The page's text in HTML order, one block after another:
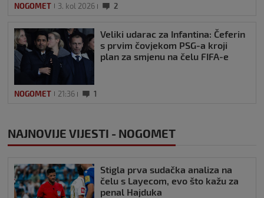
NOGOMET 3. kol 2026 2
Veliki udarac za Infantina: Čeferin
s prvim čovjekom PSG-a kroji
plan za smjenu na čelu FIFA-e
NOGOMET 21:36 1
NAJNOVIJE VIJESTI - NOGOMET
Stigla prva sudačka analiza na
čelu s Layecom, evo što kažu za
penal Hajduka